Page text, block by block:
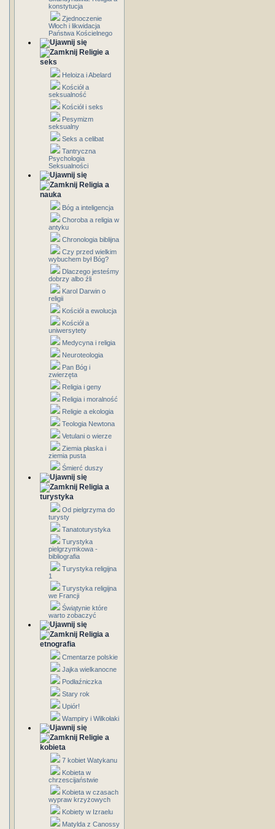
konstytucja
Zjednoczenie
Włoch i likwidacja
Państwa Kościelnego
Religie a
seks
Heloiza i Abelard
Kościół a
seksualność
Kościół i seks
Pesymizm
seksualny
Seks a celibat
Tantryczna
Psychologia
Seksualności
Religia a
nauka
Bóg a inteligencja
Choroba a religia w
antyku
Chronologia biblijna
Czy przed wielkim
wybuchem był Bóg?
Dlaczego jesteśmy
dobrzy albo źli
Karol Darwin o
religii
Kościół a ewolucja
Kościół a
uniwersytety
Medycyna i religia
Neuroteologia
Pan Bóg i
zwierzęta
Religia i geny
Religia i moralność
Religie a ekologia
Teologia Newtona
Vetulani o wierze
Ziemia płaska i
ziemia pusta
Śmierć duszy
Religia a
turystyka
Od pielgrzyma do
turysty
Tanatoturystyka
Turystyka
pielgrzymkowa -
bibliografia
Turystyka religijna
1
Turystyka religijna
we Francji
Świątynie które
warto zobaczyć
Religia a
etnografia
Cmentarze polskie
Jajka wielkanocne
Podłaźniczka
Stary rok
Upiór!
Wampiry i Wilkołaki
Religie a
kobieta
7 kobiet Watykanu
Kobieta w
chrzescijaństwie
Kobieta w czasach
wypraw krzyżowych
Kobiety w Izraelu
Matylda z Canossy